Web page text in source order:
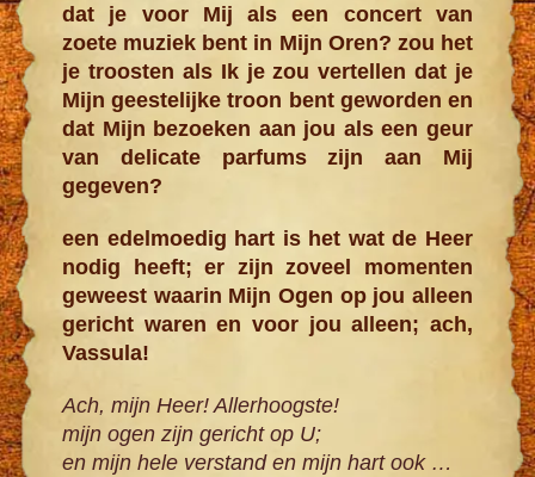
dat je voor Mij als een concert van
zoete muziek bent in Mijn Oren? zou het
je troosten als Ik je zou vertellen dat je
Mijn geestelijke troon bent geworden en
dat Mijn bezoeken aan jou als een geur
van delicate parfums zijn aan Mij
gegeven?
een edelmoedig hart is het wat de Heer
nodig heeft; er zijn zoveel momenten
geweest waarin Mijn Ogen op jou alleen
gericht waren en voor jou alleen; ach,
Vassula!
Ach, mijn Heer! Allerhoogste!
mijn ogen zijn gericht op U;
en mijn hele verstand en mijn hart ook …